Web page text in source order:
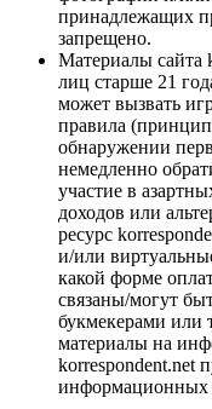
принадлежащих
запрещено.
Материалы сайта
лиц старше 21
может вызвать
правила
обнаружении
немедленно
участие в
доходов или
ресурс
и/или
какой форме
связаны/могут
букмекерами или
материалы на
korrespondent.net
информационных